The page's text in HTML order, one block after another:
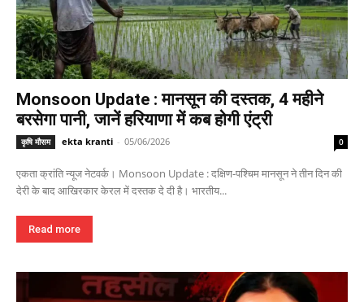
Monsoon Update : मानसून की दस्तक, 4 महीने
बरसेगा पानी, जानें हरियाणा में कब होगी एंट्री
कृषि मौसम ekta kranti - 05/06/2026 0
एकता क्रांति न्यूज नेटवर्क। Monsoon Update : दक्षिण-पश्चिम मानसून ने तीन दिन की
देरी के बाद आखिरकार केरल में दस्तक दे दी है। भारतीय...
Read more